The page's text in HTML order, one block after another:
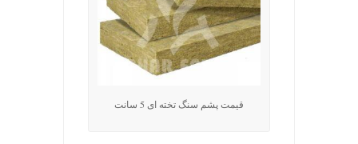
قیمت پشم سنگ تخته ای 5 سانت